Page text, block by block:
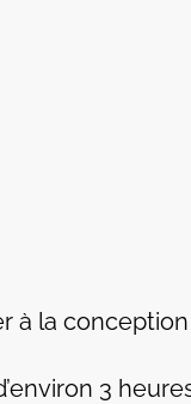
à la
3